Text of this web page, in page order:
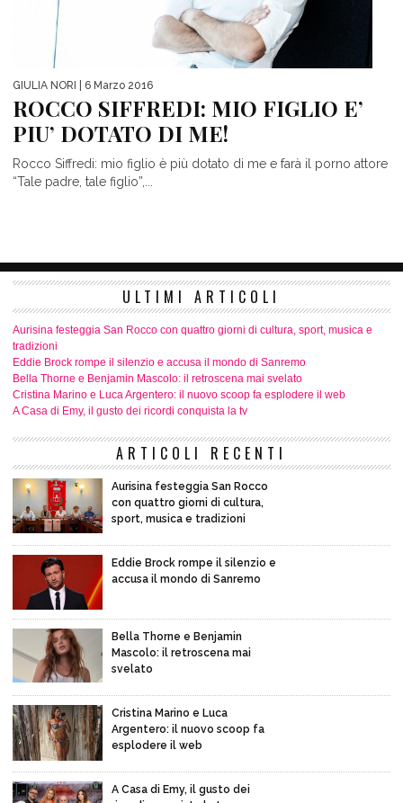
GIULIA NORI | 6 Marzo 2016
ROCCO SIFFREDI: MIO FIGLIO E’
PIU’ DOTATO DI ME!
Rocco Siffredi: mio figlio è più dotato di me e farà il porno attore
“Tale padre, tale figlio”,...
ULTIMI ARTICOLI
Aurisina festeggia San Rocco con quattro giorni di cultura, sport, musica e
tradizioni
Eddie Brock rompe il silenzio e accusa il mondo di Sanremo
Bella Thorne e Benjamin Mascolo: il retroscena mai svelato
Cristina Marino e Luca Argentero: il nuovo scoop fa esplodere il web
A Casa di Emy, il gusto dei ricordi conquista la tv
ARTICOLI RECENTI
Aurisina festeggia San Rocco
con quattro giorni di cultura,
sport, musica e tradizioni
Eddie Brock rompe il silenzio e
accusa il mondo di Sanremo
Bella Thorne e Benjamin
Mascolo: il retroscena mai
svelato
Cristina Marino e Luca
Argentero: il nuovo scoop fa
esplodere il web
A Casa di Emy, il gusto dei